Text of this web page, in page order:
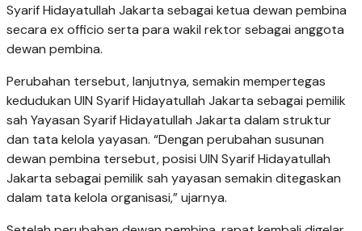
Syarif Hidayatullah Jakarta sebagai ketua dewan pembina
secara ex officio serta para wakil rektor sebagai anggota
dewan pembina.
Perubahan tersebut, lanjutnya, semakin mempertegas
kedudukan UIN Syarif Hidayatullah Jakarta sebagai pemilik
sah Yayasan Syarif Hidayatullah Jakarta dalam struktur
dan tata kelola yayasan. “Dengan perubahan susunan
dewan pembina tersebut, posisi UIN Syarif Hidayatullah
Jakarta sebagai pemilik sah yayasan semakin ditegaskan
dalam tata kelola organisasi,” ujarnya.